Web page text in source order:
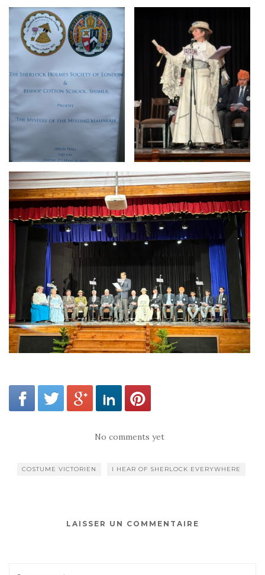
No comments yet
COSTUME VICTORIEN I HEAR OF SHERLOCK EVERYWHERE
LAISSER UN COMMENTAIRE